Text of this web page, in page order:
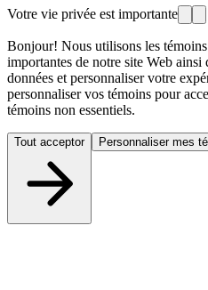
Votre vie privée est importante
Bonjour! Nous utilisons les
importantes de notre site Web
données et personnaliser votre
personnaliser vos témoins pour
témoins non essentiels.
Tout acceptor Personnaliser mes